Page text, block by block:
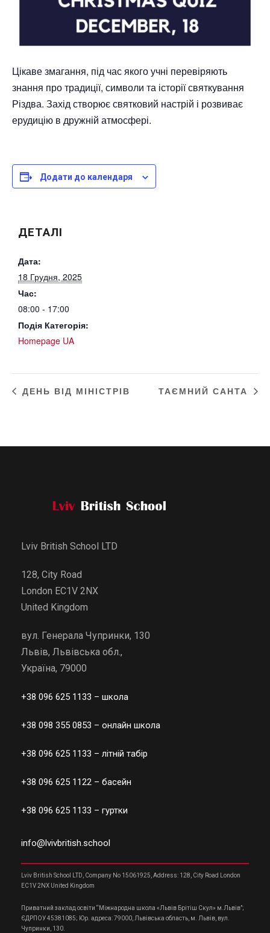
Цікаве змагання, під час якого учні перевіряють
знання про традиції, символи та історії святкування
Різдва. Захід створює святковий настрій і розвиває
ерудицію в дружній атмосфері.
Додати до календаря
ДЕТАЛІ
Дата:
18 Грудня, 2025
Час:
08:00 - 17:00
Подія Категорія:
Homepage UA
ДЕНЬ ВІД МІНІСТРІВ ТАЄМНИЙ САНТА
Lviv British School LTD
128, City Road
London EC1V 2NX
United Kingdom
вул. Генерала Чупринки, 130
Львів, Львівська обл.,
Україна, 79000
+38 096 625 1133 – школа
+38 098 355 0853 – онлайн школа
+38 096 625 1133 – літній табір
+38 096 625 1122 – басейн
+38 096 625 1133 – гуртки
info@lvivbritish.school
Lviv British School LTD, Company No 15061925, Address: 128, City Road London
EC1V 2NX United Kingdom
Приватний заклад освіти “Міжнародна школа «Львів Брітіш Скул» м.Львів”;
ЄДРПОУ 45381085; Юр. адреса: 79000, Львівська область, м. Львів, вул.
Чупринки, 130.